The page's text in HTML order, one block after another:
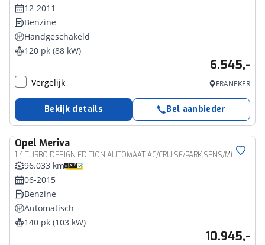
12-2011
Benzine
Handgeschakeld
120 pk (88 kW)
6.545,-
Vergelijk FRANEKER
Bekijk details Bel aanbieder
Opel Meriva
1.4 TURBO DESIGN EDITION AUTOMAAT AC/CRUISE/PARK.SENS/MIST.LAMP/TREKHAAK/LMV
96.033 km
06-2015
Benzine
Automatisch
140 pk (103 kW)
10.945,-